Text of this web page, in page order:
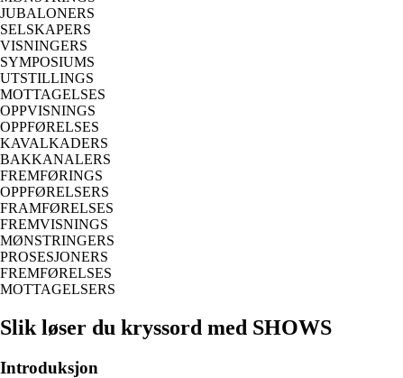
JUBALONERS
SELSKAPERS
VISNINGERS
SYMPOSIUMS
UTSTILLINGS
MOTTAGELSES
OPPVISNINGS
OPPFØRELSES
KAVALKADERS
BAKKANALERS
FREMFØRINGS
OPPFØRELSERS
FRAMFØRELSES
FREMVISNINGS
MØNSTRINGERS
PROSESJONERS
FREMFØRELSES
MOTTAGELSERS
Slik løser du kryssord med SHOWS
Introduksjon